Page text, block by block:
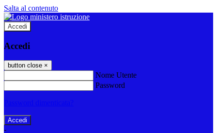
Salta al contenuto
Accedi
Accedi
button close ×
Nome Utente
Password
-